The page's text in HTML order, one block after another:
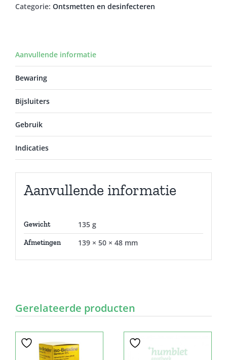
Categorie: Ontsmetten en desinfecteren
Aanvullende informatie
Bewaring
Bijsluiters
Gebruik
Indicaties
Aanvullende informatie
Gewicht 135 g
Afmetingen 139 × 50 × 48 mm
Gerelateerde producten